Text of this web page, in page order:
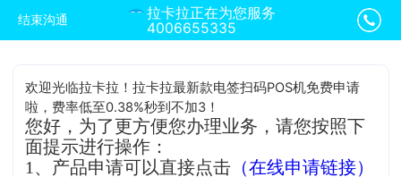
结束沟通
拉卡拉正在为您服务
4006655335
欢迎光临拉卡拉！拉卡拉最新款电签扫码POS机免费申请
啦，费率低至0.38%秒到不加3！
您好，为了更方便您办理业务，请您按照下
面提示进行操作：
1、产品申请可以直接点击 （在线申请链接）